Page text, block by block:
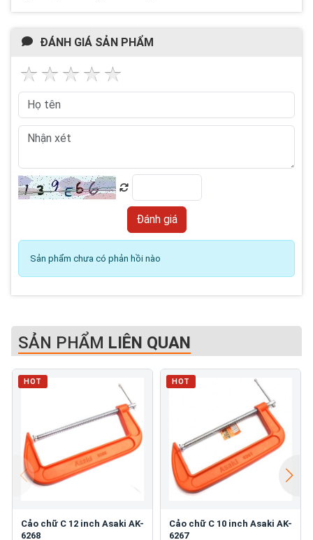
ĐÁNH GIÁ SẢN PHẨM
Sản phẩm chưa có phản hồi nào
SẢN PHẨM LIÊN QUAN
HOT
Cảo chữ C 12 inch Asaki AK-
6268
HOT
Cảo chữ C 10 inch Asaki AK-
6267